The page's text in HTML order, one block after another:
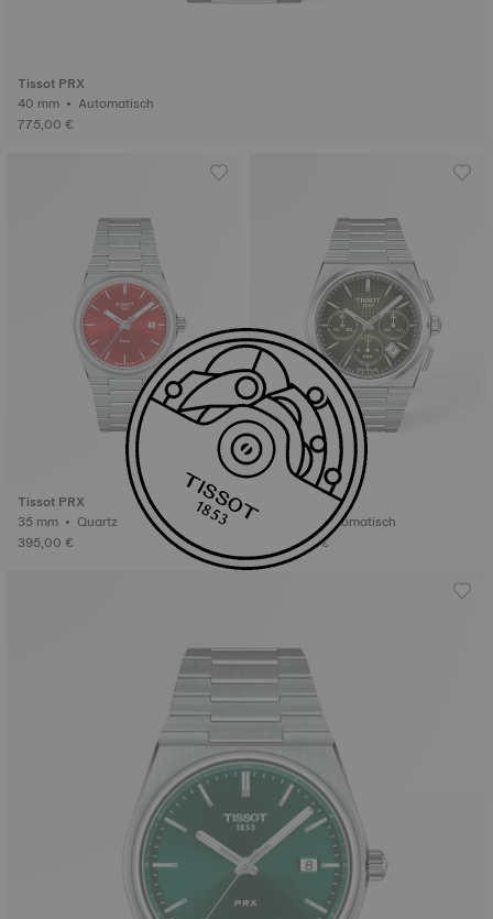
Tissot PRX
40 mm • Automatisch
775,00 €
Tissot PRX
35 mm • Quartz
395,00 €
Tissot PRX
42 mm • Automatisch
2.045,00 €